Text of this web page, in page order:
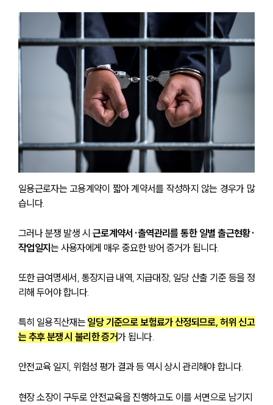
일용근로자는 고용계약이 짧아 계약서를 작성하지 않는 경우가 많
습니다.
그러나 분쟁 발생 시 근로계약서·출역관리를 통한 일별 출근현황·
작업일지는 사용자에게 매우 중요한 방어 증거가 됩니다.
또한 급여명세서, 통장지급 내역, 지급대장, 일당 산출 기준 등을 정
리해 두어야 합니다.
특히 일용직산재는 일당 기준으로 보험료가 산정되므로, 허위 신고
는 추후 분쟁 시 불리한 증거가 됩니다.
안전교육 일지, 위험성 평가 결과 등 역시 상시 관리해야 합니다.
현장 소장이 구두로 안전교육을 진행하고도 이를 서면으로 남기지